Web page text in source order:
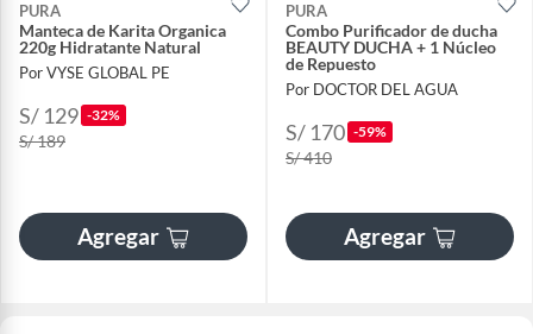
PURA
Manteca de Karita Organica
220g Hidratante Natural
Por VYSE GLOBAL PE
S/ 129 -32%
S/ 189
Agregar
PURA
Combo Purificador de ducha
BEAUTY DUCHA + 1 Núcleo
de Repuesto
Por DOCTOR DEL AGUA
S/ 170 -59%
S/ 410
Agregar